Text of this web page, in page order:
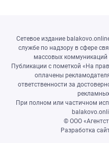
Сетевое издание
службе по надзору в сфере
массовых коммуникаций
Публикации с пометкой «На
оплачены
ответственности за
При полном или частичном
© ООО
Разработка